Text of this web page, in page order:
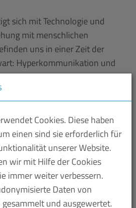
sich mit Technologie und
mit menschlichen
uns in einer Zeit der
Hyperkommunikation und
Erreichbarkeit und
sich digitale Technologie
Verhalten und unseren
Anhand von Elementen der
der Künstler mit der Bedeutung
gegenwärtigen Zeit
Skulpturen,
Medieninstallationen
Cookies. Diese haben
einen sind sie erforderlich für
unserer Website.
wir mit Hilfe der Cookies
immer weiter verbessern.
Daten von
und ausgewertet.